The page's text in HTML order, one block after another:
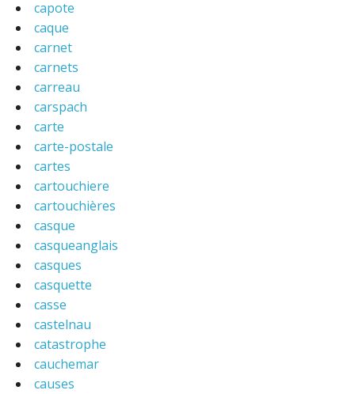
capote
caque
carnet
carnets
carreau
carspach
carte
carte-postale
cartes
cartouchiere
cartouchières
casque
casqueanglais
casques
casquette
casse
castelnau
catastrophe
cauchemar
causes